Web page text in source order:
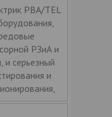
РВА/TEL
РЗиА и
и серьезный
и